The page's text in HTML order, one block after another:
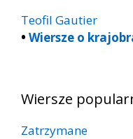
Teofil Gautier
• Wiersze o
Wiersze
Zatrzymane